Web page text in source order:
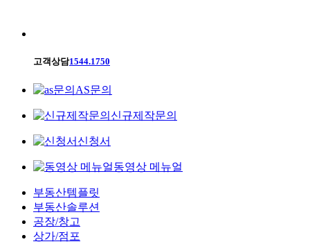
고객상담1544.1750
AS문의
신규제작문의
신청서
동영상 메뉴얼
부동산템플릿
부동산솔루션
공장/창고
상가/점포